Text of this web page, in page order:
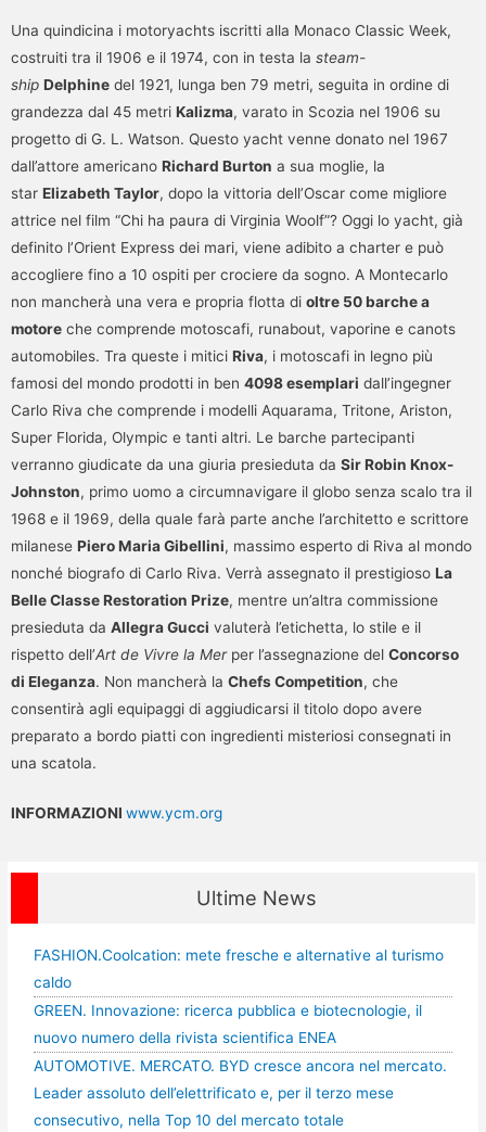
Una quindicina i motoryachts iscritti alla Monaco Classic Week,
costruiti tra il 1906 e il 1974, con in testa la steam-
ship Delphine del 1921, lunga ben 79 metri, seguita in ordine di
grandezza dal 45 metri Kalizma, varato in Scozia nel 1906 su
progetto di G. L. Watson. Questo yacht venne donato nel 1967
dall’attore americano Richard Burton a sua moglie, la
star Elizabeth Taylor, dopo la vittoria dell’Oscar come migliore
attrice nel film “Chi ha paura di Virginia Woolf”? Oggi lo yacht, già
definito l’Orient Express dei mari, viene adibito a charter e può
accogliere fino a 10 ospiti per crociere da sogno. A Montecarlo
non mancherà una vera e propria flotta di oltre 50 barche a
motore che comprende motoscafi, runabout, vaporine e canots
automobiles. Tra queste i mitici Riva, i motoscafi in legno più
famosi del mondo prodotti in ben 4098 esemplari dall’ingegner
Carlo Riva che comprende i modelli Aquarama, Tritone, Ariston,
Super Florida, Olympic e tanti altri. Le barche partecipanti
verranno giudicate da una giuria presieduta da Sir Robin Knox-
Johnston, primo uomo a circumnavigare il globo senza scalo tra il
1968 e il 1969, della quale farà parte anche l’architetto e scrittore
milanese Piero Maria Gibellini, massimo esperto di Riva al mondo
nonché biografo di Carlo Riva. Verrà assegnato il prestigioso La
Belle Classe Restoration Prize, mentre un’altra commissione
presieduta da Allegra Gucci valuterà l’etichetta, lo stile e il
rispetto dell’Art de Vivre la Merper l’assegnazione del Concorso
di Eleganza. Non mancherà la Chefs Competition, che
consentirà agli equipaggi di aggiudicarsi il titolo dopo avere
preparato a bordo piatti con ingredienti misteriosi consegnati in
una scatola.
INFORMAZIONI www.ycm.org
Ultime News
FASHION.Coolcation: mete fresche e alternative al turismo
caldo
GREEN. Innovazione: ricerca pubblica e biotecnologie, il
nuovo numero della rivista scientifica ENEA
AUTOMOTIVE. MERCATO. BYD cresce ancora nel mercato.
Leader assoluto dell’elettrificato e, per il terzo mese
consecutivo, nella Top 10 del mercato totale